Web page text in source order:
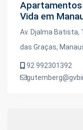
Apartamentos
Vida em
Av. Djalma Batista,
das Graças,
92 992301392